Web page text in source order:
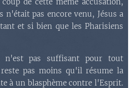
n'était pas encore venu, Jésus a
et si bien que les Pharisiens
n'est pas suffisant pour tout
pas moins qu'il résume la
à un blasphème contre l'Esprit.